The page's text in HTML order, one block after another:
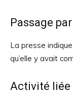
Passage
La presse
qu’elle y avait
Activité liée